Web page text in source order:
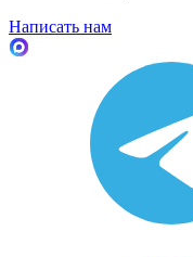
Написать нам